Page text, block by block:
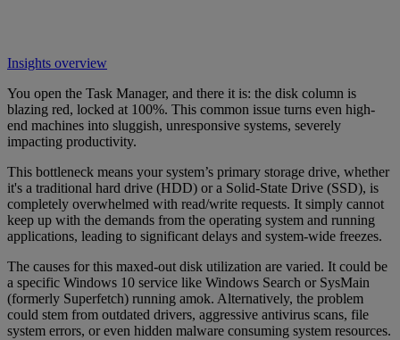
Insights overview
You open the Task Manager, and there it is: the disk column is
blazing red, locked at 100%. This common issue turns even high-
end machines into sluggish, unresponsive systems, severely
impacting productivity.
This bottleneck means your system’s primary storage drive, whether
it's a traditional hard drive (HDD) or a Solid-State Drive (SSD), is
completely overwhelmed with read/write requests. It simply cannot
keep up with the demands from the operating system and running
applications, leading to significant delays and system-wide freezes.
The causes for this maxed-out disk utilization are varied. It could be
a specific Windows 10 service like Windows Search or SysMain
(formerly Superfetch) running amok. Alternatively, the problem
could stem from outdated drivers, aggressive antivirus scans, file
system errors, or even hidden malware consuming system resources.